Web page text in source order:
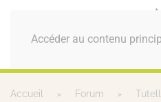
Accéder au contenu
MENU
Accueil Forum